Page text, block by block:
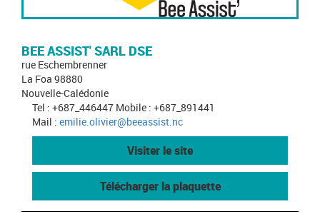
BEE ASSIST' SARL DSE
rue Eschembrenner
La Foa 98880
Nouvelle-Calédonie
Tel : +687_446447 Mobile : +687_891441
Mail : emilie.olivier@beeassist.nc
Visiter le site
Télécharger la plaquette